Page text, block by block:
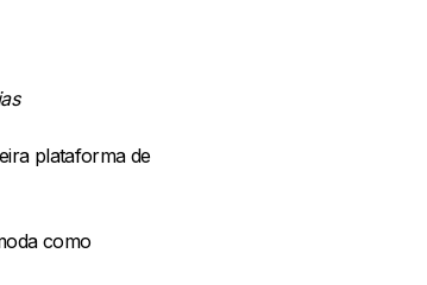
plataforma de
como